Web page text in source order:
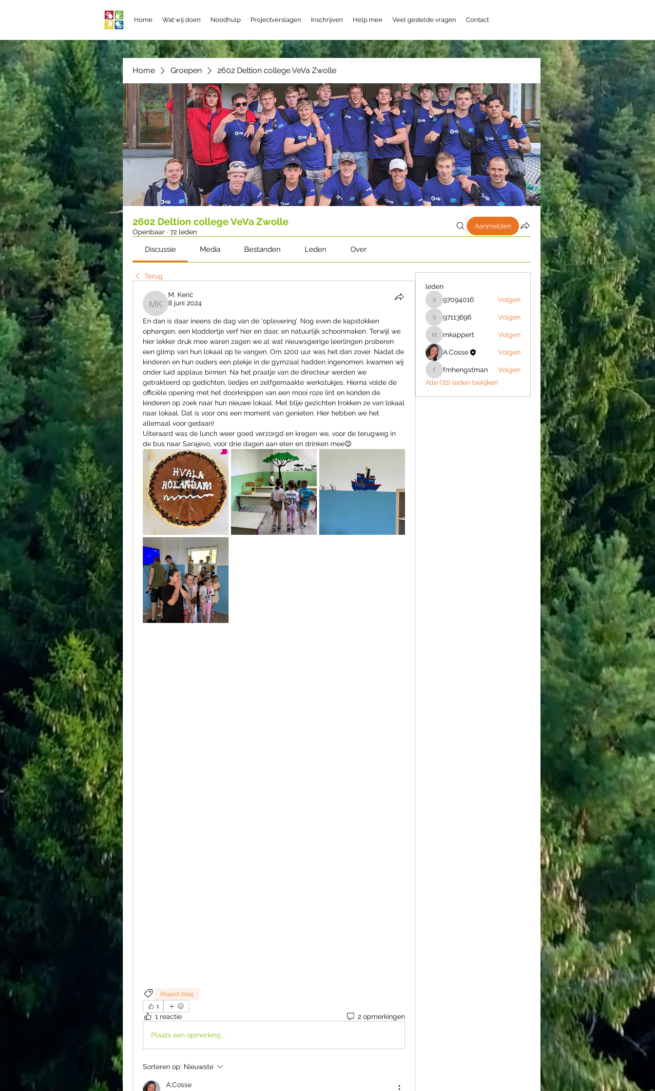
Home Wat wij doen Noodhulp Projectverslagen Inschrijven Help mee Veel gestelde vragen Contact
Home Groepen 2602 Deltion college VeVa Zwolle
2602 Deltion college VeVa Zwolle
Openbaar · 72 leden
Aanmelden
Discussie Media Bestanden Leden Over
Terug
M. Kerić
M. Kerić
8 juni 2024
En dan is daar ineens de dag van de ‘oplevering’. Nog even de kapstokken
ophangen, een kloddertje verf hier en daar, en natuurlijk schoonmaken. Terwijl we
hier lekker druk mee waren zagen we al wat nieuwsgierige leerlingen proberen
een glimp van hun lokaal op te vangen. Om 1200 uur was het dan zover. Nadat de
kinderen en hun ouders een plekje in de gymzaal hadden ingenomen, kwamen wij
onder luid applaus binnen. Na het praatje van de directeur werden we
getrakteerd op gedichten, liedjes en zelfgemaakte werkstukjes. Hierna volde de
officiële opening met het doorknippen van een mooi roze lint en konden de
kinderen op zoek naar hun nieuwe lokaal. Met blije gezichten trokken ze van lokaal
naar lokaal. Dat is voor ons een moment van genieten. Hier hebben we het
allemaal voor gedaan!
Uiteraard was de lunch weer goed verzorgd en kregen we, voor de terugweg in
de bus naar Sarajevo, voor drie dagen aan eten en drinken mee😉
Project 2024
1
1 reactie 2 opmerkingen
Plaats een opmerking...
Sorteren op: Nieuwste
A.Cosse
leden
97094016
97094016 Volgen
97113696
97113696 Volgen
mkappert
mkappert Volgen
A.Cosse Volgen
fmhengstman
fmhengstman
Volgen
Alle (72) leden bekijken